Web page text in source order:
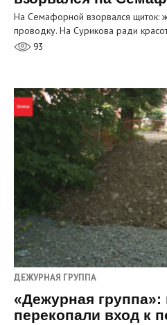
На Семафорной взорвался щиток:
проводку. На Сурикова ради
93
ДЕЖУРНАЯ ГРУППА
«Дежурная
перекопали вход к